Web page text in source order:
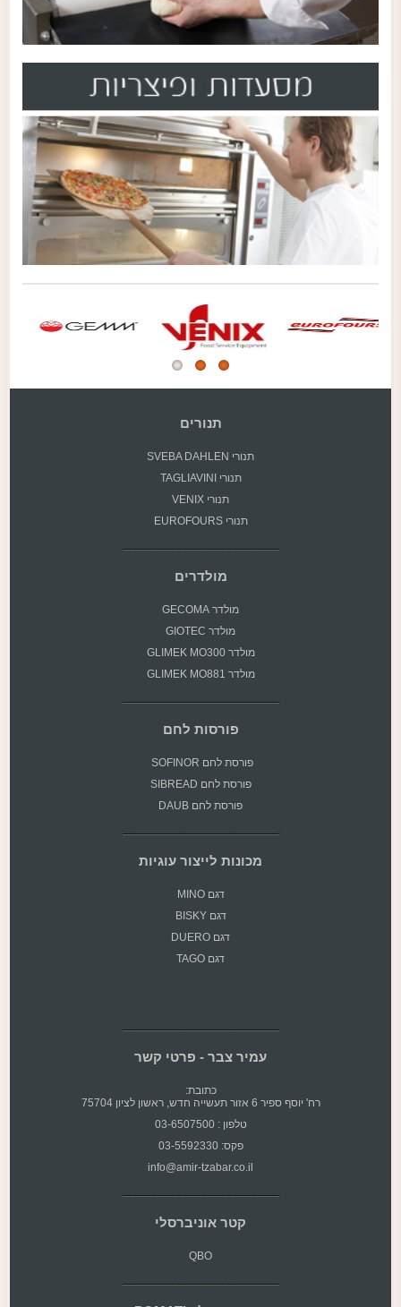
תנורים
תנורי SVEBA DAHLEN
תנורי TAGLIAVINI
תנורי VENIX
תנורי EUROFOURS
מולדרים
מולדר GECOMA
מולדר GIOTEC
מולדר GLIMEK MO300
מולדר GLIMEK MO881
פורסות לחם
פורסת לחם SOFINOR
פורסת לחם SIBREAD
פורסת לחם DAUB
מכונות לייצור עוגיות
דגם MINO
דגם BISKY
דגם DUERO
דגם TAGO
עמיר צבר - פרטי קשר
כתובת:
רח' יוסף ספיר 6 אזור תעשייה חדש, ראשון לציון 75704
טלפון : 03-6507500
פקס: 03-5592330
info@amir-tzabar.co.il
קטר אוניברסלי
QBO